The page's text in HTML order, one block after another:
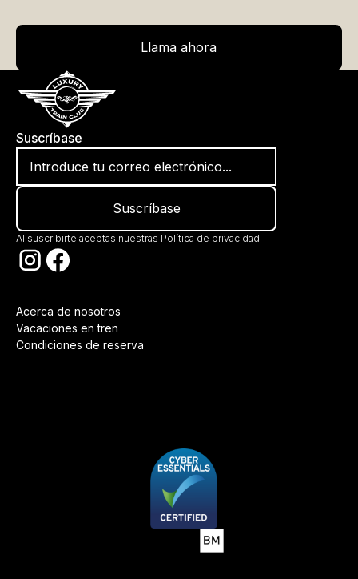
Llama ahora
Suscríbase
Al suscribirte aceptas nuestras Política de privacidad
Acerca de nosotros
Vacaciones en tren
Condiciones de reserva